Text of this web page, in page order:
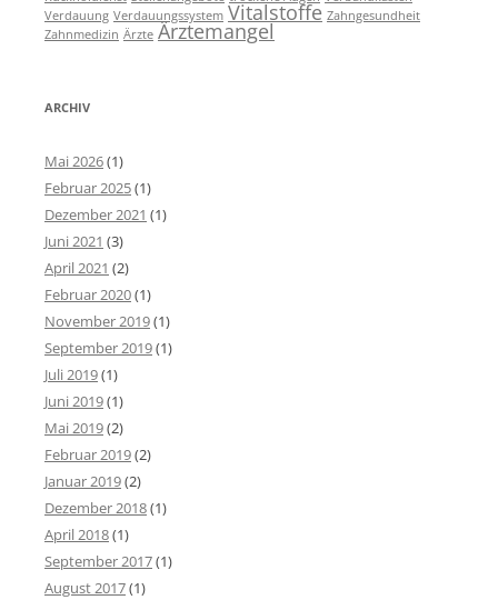
Verdauung Verdauungssystem Vitalstoffe Zahngesundheit
Zahnmedizin Ärzte Ärztemangel
ARCHIV
Mai 2026(1)
Februar 2025(1)
Dezember 2021 (1)
Juni 2021 (3)
April 2021 (2)
Februar 2020(1)
November 2019(1)
September 2019(1)
Juli 2019(1)
Juni 2019(1)
Mai 2019(2)
Februar 2019(2)
Januar 2019(2)
Dezember 2018(1)
April 2018(1)
September 2017(1)
August 2017(1)